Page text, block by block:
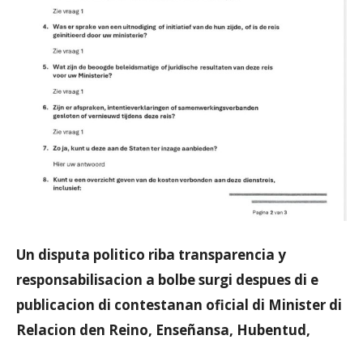
Un disputa politico riba transparencia y
responsabilisacion a bolbe surgi despues di e
publicacion di contestanan oficial di Minister di
Relacion den Reino, Enseñansa, Hubentud,